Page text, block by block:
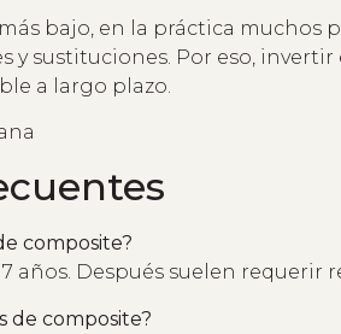
bajo, en la práctica muchos
y sustituciones. Por eso, invertir
a largo plazo.
composite?
años. Después suelen requerir
de composite?